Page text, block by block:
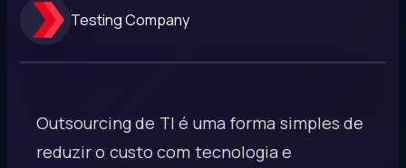
Testing Company
Outsourcing de TI é uma forma simples de
reduzir o custo com tecnologia e